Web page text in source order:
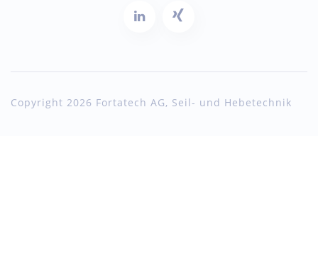
Copyright 2026 Fortatech AG, Seil- und Hebetechnik